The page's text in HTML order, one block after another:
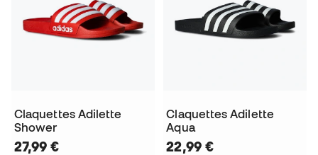
Claquettes Adilette
Shower
27,99 €
Claquettes Adilette
Aqua
22,99 €